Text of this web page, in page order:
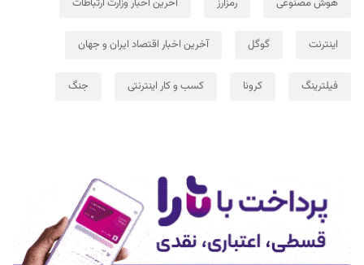
اینترنت گوگل آخرین اخبار اقتصاد ایران و جهان
فیلترینگ کرونا کسب و کار اینترنتی جنگ